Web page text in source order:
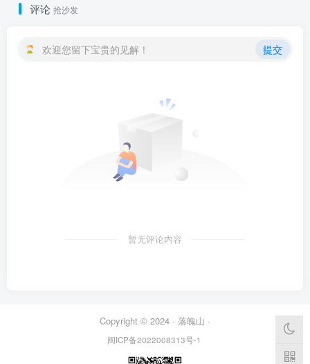
评论 抢沙发
欢迎您留下宝贵的见解！ 提交
暂无评论内容
Copyright © 2024 · 落魄山 ·
闽ICP备2022008313号-1